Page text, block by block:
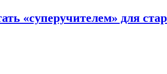
«суперучителем» для